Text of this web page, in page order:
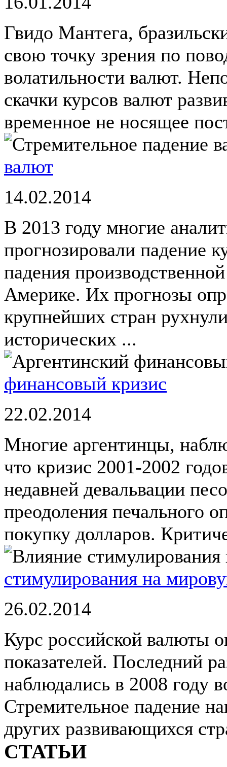
Гвидо Мантега,
свою точку зрения по
волатильности валют.
скачки курсов валют
временное не носящее
валют
14.02.2014
В 2013 году многие
прогнозировали падение
падения
Америке. Их прогнозы
крупнейших стран
исторических ...
финансовый кризис
22.02.2014
Многие аргентинцы,
что кризис 2001-2002
недавней девальвации
преодоления печального
покупку долларов.
стимулирования на
26.02.2014
Курс российской валюты
показателей. Последний
наблюдались в 2008 году
Стремительное падение
других развивающихся
СТАТЬИ